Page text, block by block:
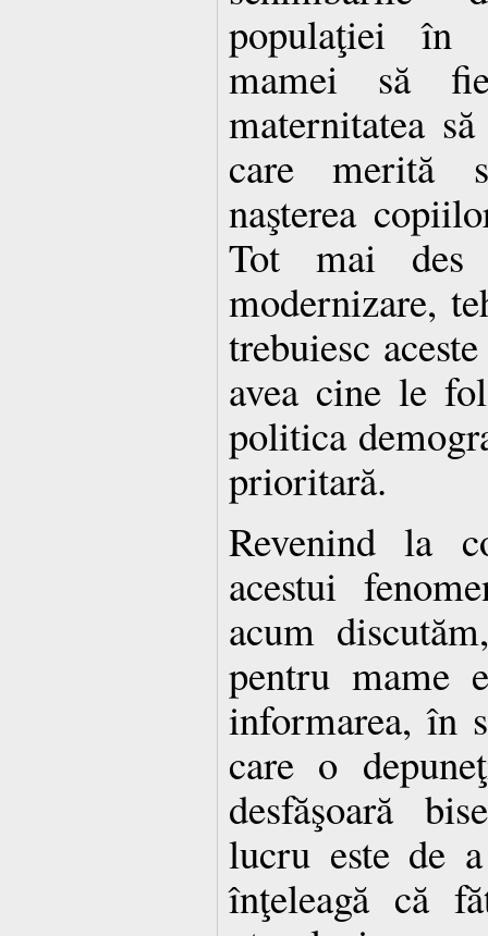
populaţiei în
mamei să
maternitatea
care merită
naşterea
Tot mai des
modernizare,
trebuiesc
avea cine le
politica
prioritară.
Revenind la
acestui
acum
pentru mame
informarea, în
care o
desfăşoară
lucru este de
înţeleagă că